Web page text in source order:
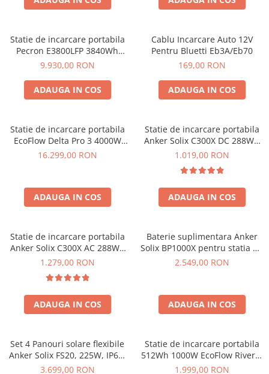
Acumulatori
Acumulatori Litiu
Acumulatori Gel
Electronice
Roboti Pornire Auto
Statii de incarcare vehicule
electrice
Stabilizatoare Tensiune
Anemometre
Clampmetre
Detectoare
Multimetre Portabile
Tahometre
Termometre
Testere
Statie de incarcare portabila
Pecron E3800LFP 3840Wh
4200W + Carucior CADOU
9.930,00 RON
ADAUGA IN COS
Cablu Incarcare Auto 12V
Pentru Bluetti Eb3A/Eb70
169,00 RON
ADAUGA IN COS
Statie de incarcare portabila
EcoFlow Delta Pro 3 4000W
4096Wh
16.299,00 RON
ADAUGA IN COS
Statie de incarcare portabila
Anker Solix C300X DC 288Wh
300W
1.019,00 RON
ADAUGA IN COS
Statie de incarcare portabila
Anker Solix C300X AC 288Wh
300W
1.279,00 RON
ADAUGA IN COS
Baterie suplimentara Anker
Solix BP1000X pentru statia de
alimentare portabila Anker
2.549,00 RON
ADAUGA IN COS
Set 4 Panouri solare flexibile
Anker Solix FS20, 225W, IP67,
Tehnologie TOPCon
3.699,00 RON
Statie de incarcare portabila
512Wh 1000W EcoFlow River 2
Max
1.999,00 RON